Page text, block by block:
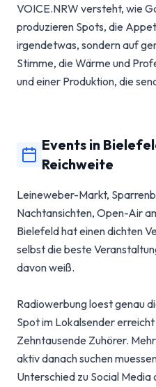
VOICE.NRW versteht, wie
produzieren Spots, die
irgendetwas, sondern auf
Stimme, die Wärme und
und einer Produktion, die
Events in
Reichweite
Leineweber-Markt,
Nachtansichten, Open-Air
Bielefeld hat einen dichten
selbst die beste
davon weiß.
Radiowerbung loest genau
Spot im Lokalsender
Zehntausende Zuhörer.
aktiv danach suchen
Unterschied zu Social